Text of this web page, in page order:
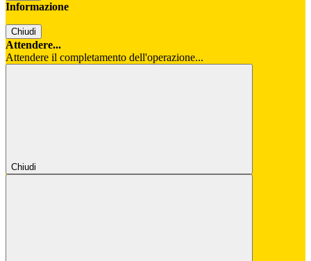
Informazione
Chiudi
Attendere...
Attendere il completamento dell'operazione...
Chiudi